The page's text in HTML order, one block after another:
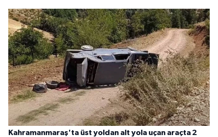
Kahramanmaraş'ta üst yoldan alt yola uçan araçta 2